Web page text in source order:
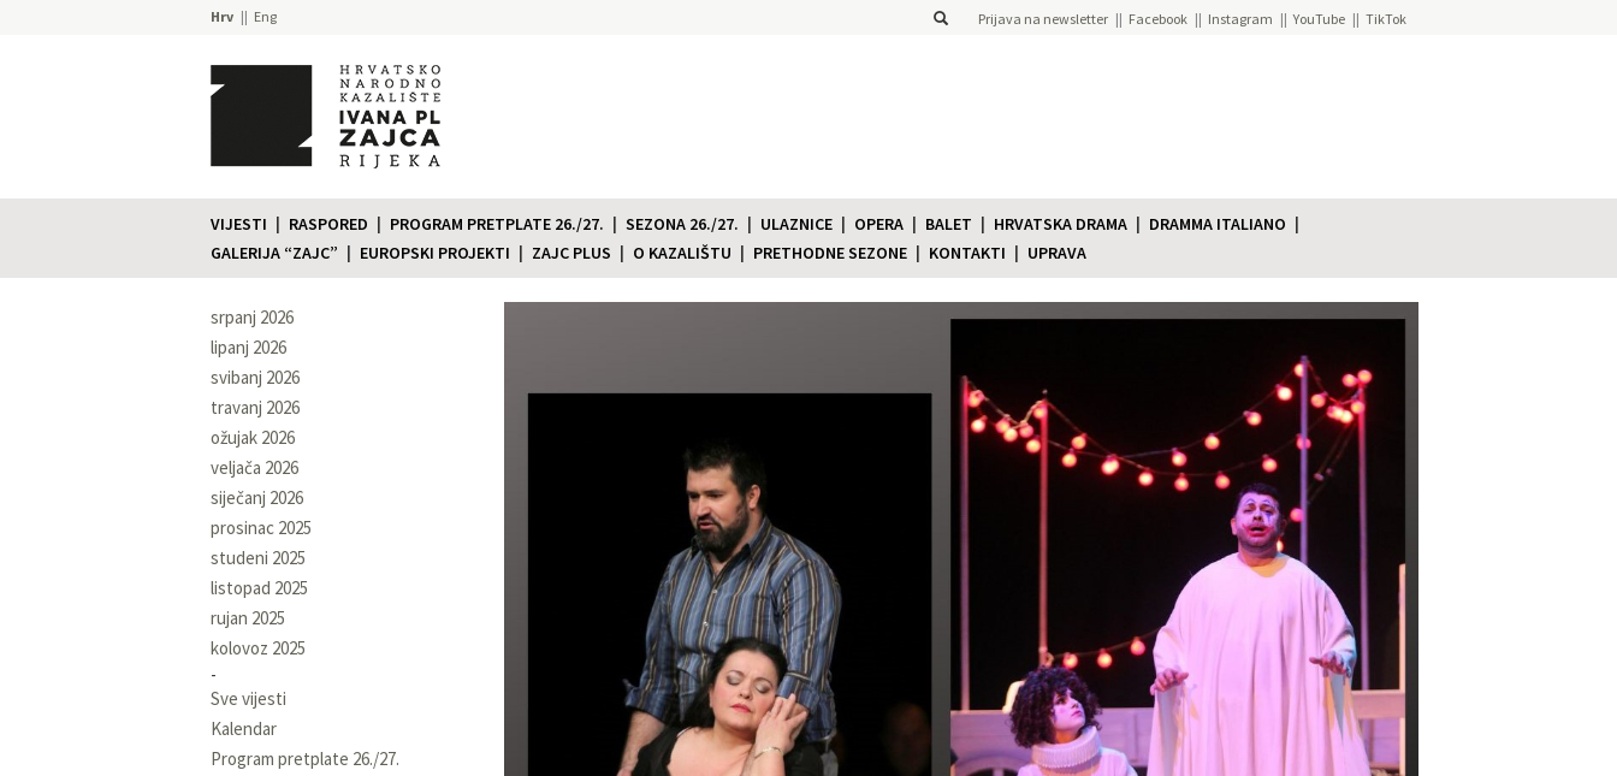
Hrv Eng Prijava na newsletter Facebook Instagram YouTube TikTok
VIJESTI RASPORED PROGRAM PRETPLATE 26./27. SEZONA 26./27. ULAZNICE OPERA BALET HRVATSKA DRAMA
DRAMMA ITALIANO
GALERIJA “ZAJC”
EUROPSKI PROJEKTI ZAJC PLUS O KAZALIŠTU PRETHODNE SEZONE KONTAKTI UPRAVA
srpanj 2026
lipanj 2026
svibanj 2026
travanj 2026
ožujak 2026
veljača 2026
siječanj 2026
prosinac 2025
studeni 2025
listopad 2025
rujan 2025
kolovoz 2025
Sve vijesti
Kalendar
Program pretplate 26./27.